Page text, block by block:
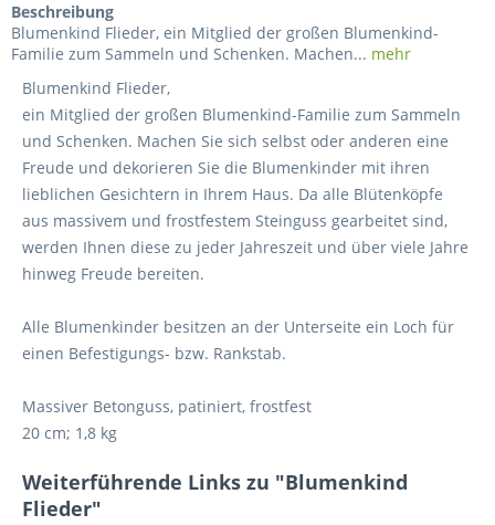
Beschreibung
Blumenkind Flieder, ein Mitglied der großen Blumenkind-
Familie zum Sammeln und Schenken. Machen... mehr
Blumenkind Flieder,
ein Mitglied der großen Blumenkind-Familie zum Sammeln
und Schenken. Machen Sie sich selbst oder anderen eine
Freude und dekorieren Sie die Blumenkinder mit ihren
lieblichen Gesichtern in Ihrem Haus. Da alle Blütenköpfe
aus massivem und frostfestem Steinguss gearbeitet sind,
werden Ihnen diese zu jeder Jahreszeit und über viele Jahre
hinweg Freude bereiten.
Alle Blumenkinder besitzen an der Unterseite ein Loch für
einen Befestigungs- bzw. Rankstab.
Massiver Betonguss, patiniert, frostfest
20 cm; 1,8 kg
Weiterführende Links zu "Blumenkind
Flieder"